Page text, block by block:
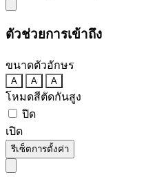
ตัวช่วยการเข้าถึง
ขนาดตัวอักษร
A A A
โหมดสีตัดกันสูง
ปิด
เปิด
รีเซ็ตการตั้งค่า